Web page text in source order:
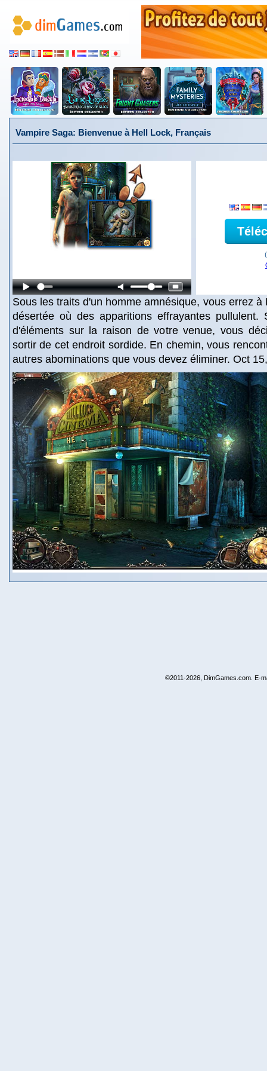
Vampire Saga: Bienvenue à Hell Lock, Français
Sous les traits d'un homme amnésique, vous errez à
désertée où des apparitions effrayantes pullulent.
d'éléments sur la raison de votre venue, vous
sortir de cet endroit sordide. En chemin, vous
autres abominations que vous devez éliminer. Oct
©2011-2026, DimGames.com. E-